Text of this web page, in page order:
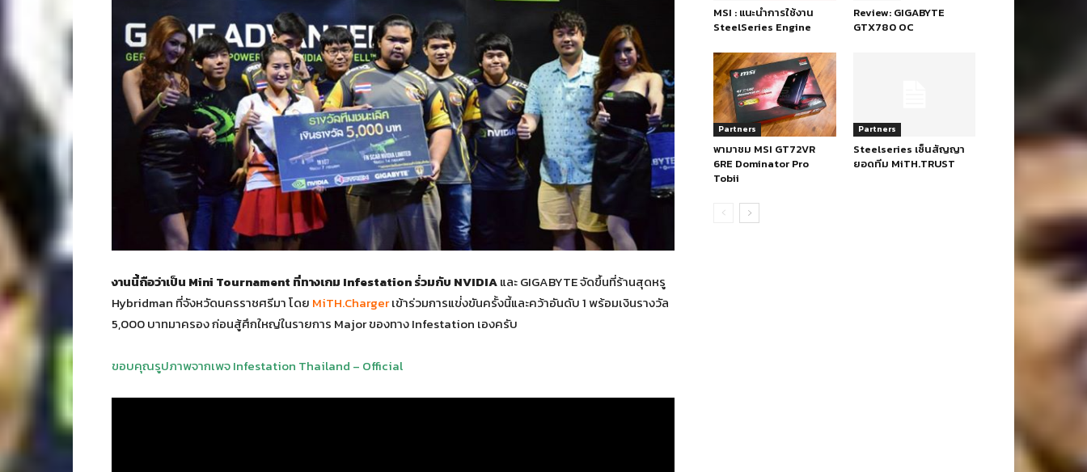
งานนี้ถือว่าเป็น Mini Tournament ที่ทางเกม Infestation ร่่วมกับ NVIDIAและ GIGABYTE จัดขึ้นที่ร้านสุดหรู
Hybridman ที่จังหวัดนครราชศรีมา โดย MiTH.Chargerเข้าร่วมการแข่่งขันครั้งนี้และคว้าอันดับ 1 พร้อมเงินรางวัล
5,000 บาทมาครอง ก่อนสู้ศึกใหญ่ในรายการ Major ของทาง Infestation เองครับ
ขอบคุณรูปภาพจากเพจInfestation Thailand – Official
MSI : แนะนำการใช้งาน
SteelSeries Engine
Review: GIGABYTE
GTX780 OC
Partners
พามาชม MSI GT72VR
6RE Dominator Pro
Tobii
Partners
Steelseries เซ็นสัญญา
ยอดทีม MiTH.TRUST